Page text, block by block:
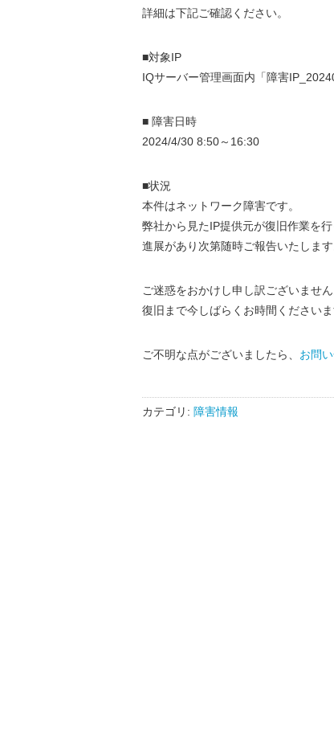
詳細は下記ご確認ください。
■対象IP
IQサーバー管理画面内「障害
■ 障害日時
2024/4/30 8:50～16:30
■状況
本件はネットワーク障害です。
弊社から見たIP提供元が復旧作業を行
進展があり次第随時ご報告いたします
ご迷惑をおかけし申し訳ございません
復旧まで今しばらくお時間ください
ご不明な点がございましたら、 お問
カテゴリ: 障害情報